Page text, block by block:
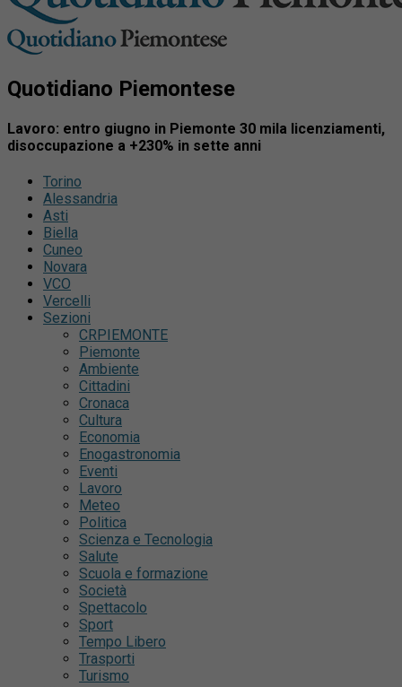
Quotidiano Piemontese
Lavoro: entro giugno in Piemonte 30 mila licenziamenti,
disoccupazione a +230% in sette anni
Torino
Alessandria
Asti
Biella
Cuneo
Novara
VCO
Vercelli
Sezioni
CRPIEMONTE
Piemonte
Ambiente
Cittadini
Cronaca
Cultura
Economia
Enogastronomia
Eventi
Lavoro
Meteo
Politica
Scienza e Tecnologia
Salute
Scuola e formazione
Società
Spettacolo
Sport
Tempo Libero
Trasporti
Turismo